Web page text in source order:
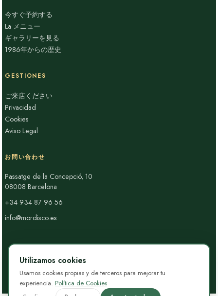
今すぐ予約する
La メニュー
ギャラリーを見る
1986年からの歴史
GESTIONES
ご来店ください
Privacidad
Cookies
Aviso Legal
お問い合わせ
Passatge de la Concepció, 10
08008 Barcelona
+34 934 87 96 56
info@mordisco.es
© 2026 Mordisco · Todos los derechos reservados
Utilizamos cookies
Usamos cookies propias y de terceros para mejorar tu
experiencia. Política de Cookies